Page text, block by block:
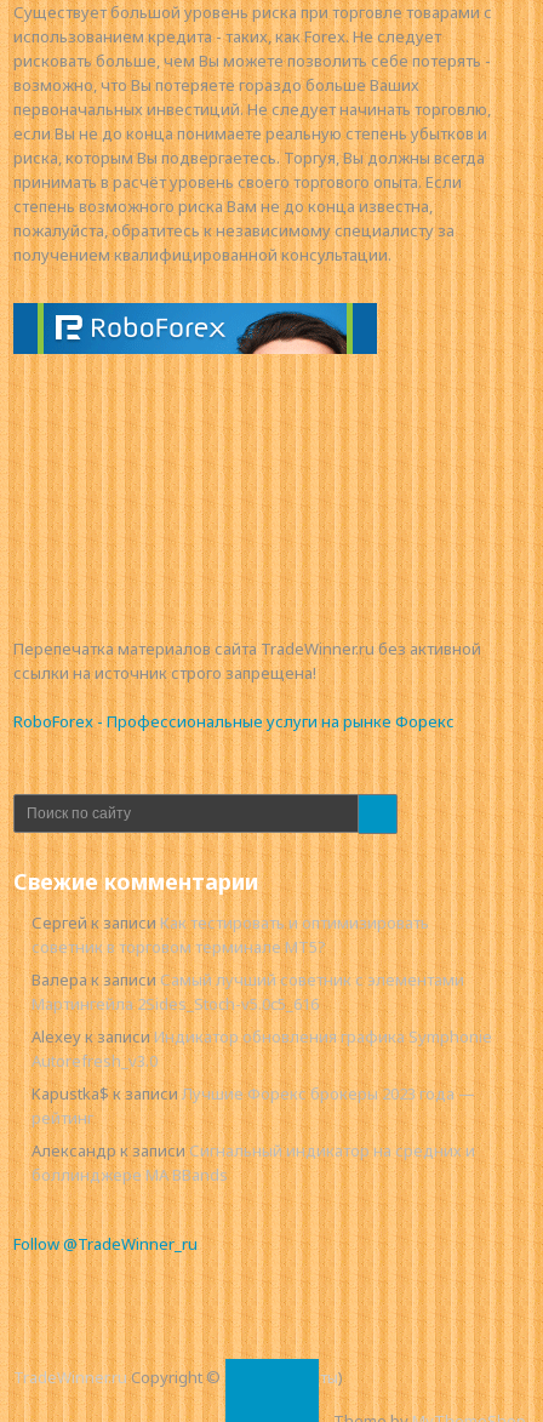
Существует большой уровень риска при торговле товарами с
использованием кредита - таких, как Forex. Не следует
рисковать больше, чем Вы можете позволить себе потерять -
возможно, что Вы потеряете гораздо больше Ваших
первоначальных инвестиций. Не следует начинать торговлю,
если Вы не до конца понимаете реальную степень убытков и
риска, которым Вы подвергаетесь. Торгуя, Вы должны всегда
принимать в расчёт уровень своего торгового опыта. Если
степень возможного риска Вам не до конца известна,
пожалуйста, обратитесь к независимому специалисту за
получением квалифицированной консультации.
Перепечатка материалов сайта TradeWinner.ru без активной
ссылки на источник строго запрещена!
RoboForex - Профессиональные услуги на рынке Форекс
Свежие комментарии
Сергейк записи Как тестировать и оптимизировать
советник в торговом терминале MT5?
Валерак записиСамый лучший советник с элементами
Мартингейла 2Sides_Stoch-v5.0c5_616
Alexeyк записиИндикатор обновления графика Symphonie
Autorefresh_v3.0
Kapustka$к записиЛучшие Форекс брокеры 2023 года —
рейтинг
Александрк записиСигнальный индикатор на средних и
боллинджере MA BBands
Follow @TradeWinner_ru
TradeWinner.ruCopyright © 2026. Контакты)